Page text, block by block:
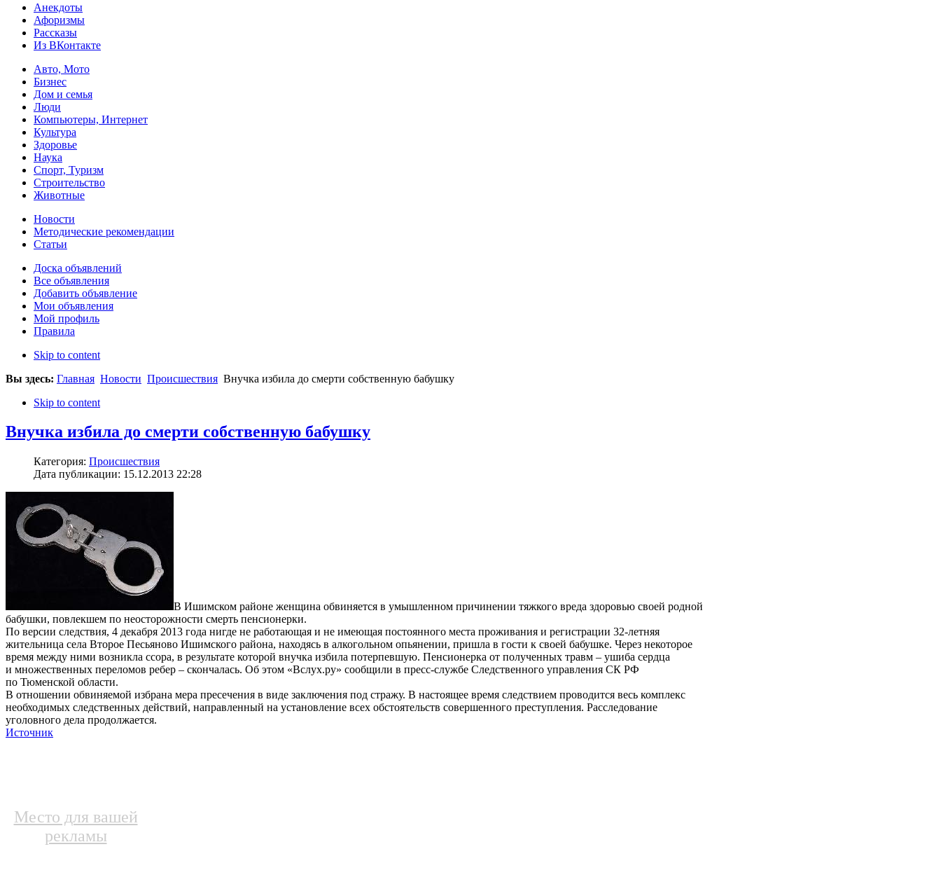
Анекдоты
Афоризмы
Рассказы
Из ВКонтакте
Авто, Мото
Бизнес
Дом и семья
Люди
Компьютеры, Интернет
Культура
Здоровье
Наука
Спорт, Туризм
Строительство
Животные
Новости
Методические рекомендации
Статьи
Доска объявлений
Все объявления
Добавить объявление
Мои объявления
Мой профиль
Правила
Skip to content
Вы здесь: Главная Новости Происшествия Внучка избила до смерти собственную бабушку
Skip to content
Внучка избила до смерти собственную бабушку
Категория: Происшествия
Дата публикации: 15.12.2013 22:28
В Ишимском районе женщина обвиняется в умышленном причинении тяжкого вреда здоровью своей родной
бабушки, повлекшем по неосторожности смерть пенсионерки.
По версии следствия, 4 декабря 2013 года нигде не работающая и не имеющая постоянного места проживания и регистрации 32-летняя
жительница села Второе Песьяново Ишимского района, находясь в алкогольном опьянении, пришла в гости к своей бабушке. Через некоторое
время между ними возникла ссора, в результате которой внучка избила потерпевшую. Пенсионерка от полученных травм – ушиба сердца
и множественных переломов ребер – скончалась. Об этом «Вслух.ру» сообщили в пресс-службе Следственного управления СК РФ
по Тюменской области.
В отношении обвиняемой избрана мера пресечения в виде заключения под стражу. В настоящее время следствием проводится весь комплекс
необходимых следственных действий, направленный на установление всех обстоятельств совершенного преступления. Расследование
уголовного дела продолжается.
Источник
Место для вашей
рекламы